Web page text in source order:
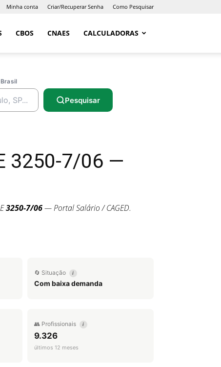
Minha conta Criar/Recuperar Senha Como Pesquisar
CBOS CNAES CALCULADORAS
Pesquisar
3250-7/06 —
3250-7/06— Portal Salário / CAGED.
🔄 Situação i
Com baixa demanda
👥 Profissionais i
9.326
últimos 12 meses